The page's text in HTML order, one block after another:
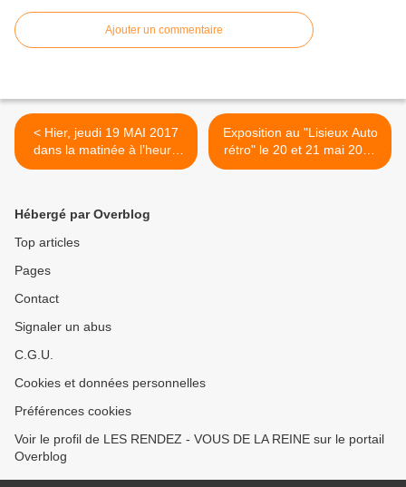
Ajouter un commentaire
< Hier, jeudi 19 MAI 2017
dans la matinée à l’heure
du café et sous un ciel bleu
POTHERAT
Exposition au "Lisieux Auto
rétro" le 20 et 21 mai 2017
>
Hébergé par Overblog
Top articles
Pages
Contact
Signaler un abus
C.G.U.
Cookies et données personnelles
Préférences cookies
Voir le profil de LES RENDEZ - VOUS DE LA REINE sur le portail
Overblog